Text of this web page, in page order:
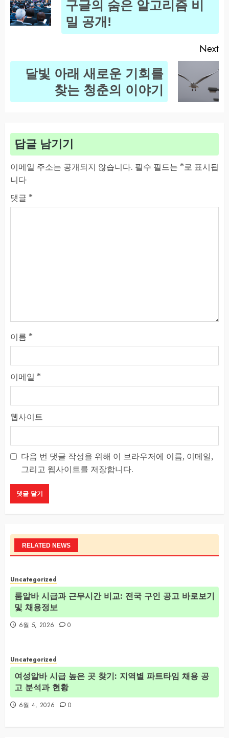
구글의 숨은 알고리즘 비
밀 공개!
Next
Next달빛 아래 새로운 기회를
찾는 청춘의 이야기
답글 남기기
이메일 주소는 공개되지 않습니다. 필수 필드는 *로 표시됩
니다
댓글 *
이름 *
이메일 *
웹사이트
다음 번 댓글 작성을 위해 이 브라우저에 이름, 이메일,
그리고 웹사이트를 저장합니다.
RELATED NEWS
Uncategorized
룸알바 시급과 근무시간 비교: 전국 구인 공고 바로보기
및 채용정보
6월 5, 2026 0
Uncategorized
여성알바 시급 높은 곳 찾기: 지역별 파트타임 채용 공
고 분석과 현황
6월 4, 2026 0